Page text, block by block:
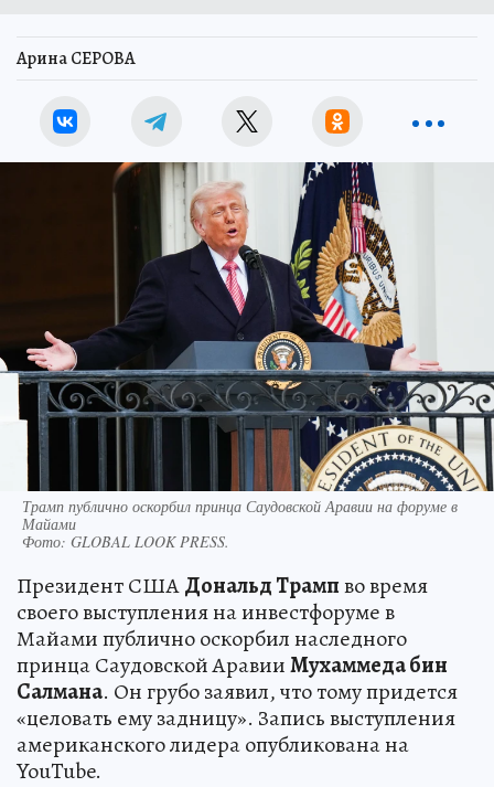
Арина СЕРОВА
Трамп публично оскорбил принца Саудовской Аравии на форуме в
Майами
Фото: GLOBAL LOOK PRESS.
Президент СШАДональд Трампво время
своего выступления на инвестфоруме в
Майами публично оскорбил наследного
принца Саудовской АравииМухаммеда бин
Салмана. Он грубо заявил, что тому придется
«целовать ему задницу». Запись выступления
американского лидера опубликована на
YouTube.